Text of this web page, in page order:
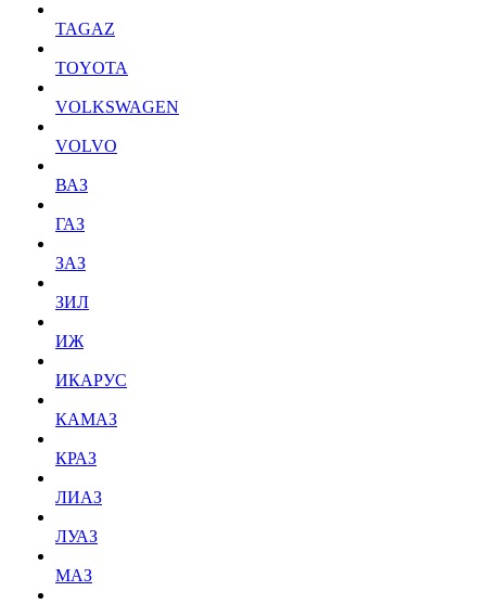
TAGAZ
TOYOTA
VOLKSWAGEN
VOLVO
ВАЗ
ГАЗ
ЗАЗ
ЗИЛ
ИЖ
ИКАРУС
КАМАЗ
КРАЗ
ЛИАЗ
ЛУАЗ
МАЗ